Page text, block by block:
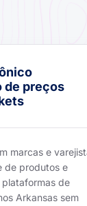
de preços
marcas e
de produtos e
de
Arkansas sem